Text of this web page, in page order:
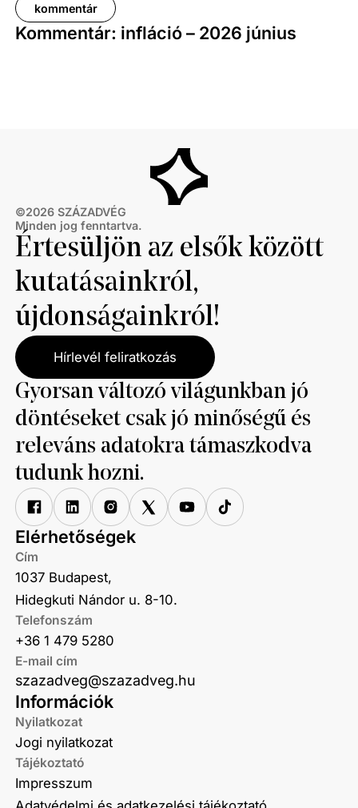
kommentár
Kommentár: infláció – 2026 június
©2026 SZÁZADVÉG
Minden jog fenntartva.
Értesüljön az elsők között
kutatásainkról,
újdonságainkról!
Hírlevél feliratkozás
Gyorsan változó világunkban jó
döntéseket csak jó minőségű és
releváns adatokra támaszkodva
tudunk hozni.
Információk
Nyilatkozat
Jogi nyilatkozat
Tájékoztató
Impresszum
Elérhetőségek
Cím
1037 Budapest,
Hidegkuti Nándor u. 8-10.
Telefonszám
+36 1 479 5280
E-mail cím
szazadveg@szazadveg.hu